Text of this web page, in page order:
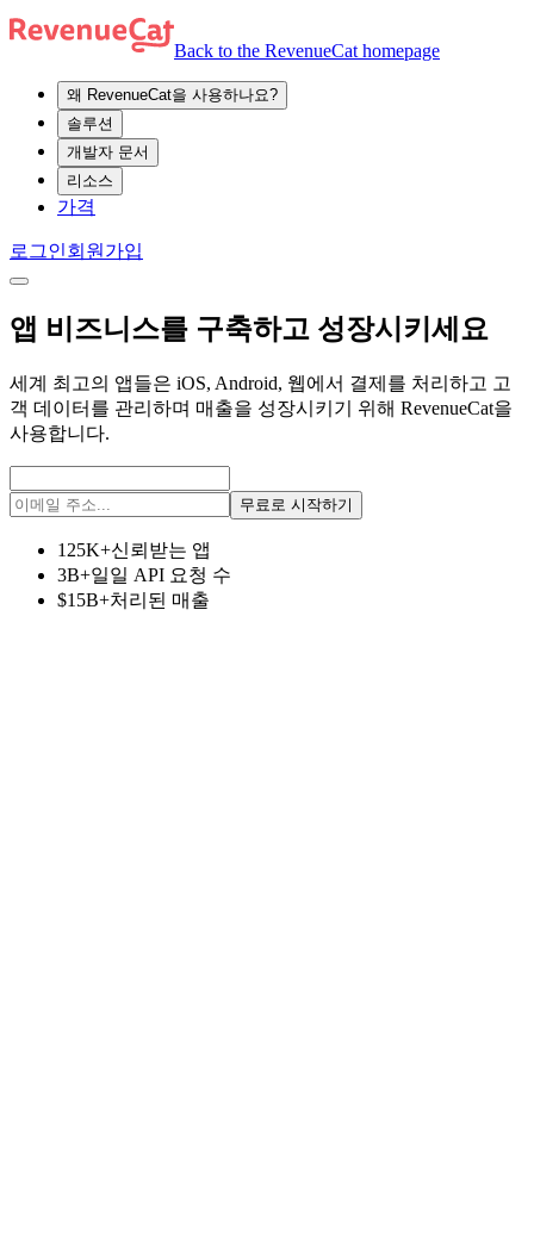
Back to the RevenueCat homepage
왜 RevenueCat을 사용하나요?
솔루션
개발자 문서
리소스
가격
로그인회원가입
앱 비즈니스를 구축하고 성장시키세요
세계 최고의 앱들은 iOS, Android, 웹에서 결제를 처리하고 고
객 데이터를 관리하며 매출을 성장시키기 위해 RevenueCat을
사용합니다.
무료로 시작하기
125K+신뢰받는 앱
3B+일일 API 요청 수
$15B+처리된 매출